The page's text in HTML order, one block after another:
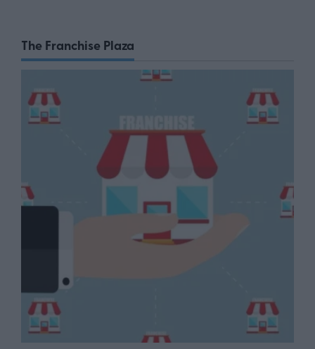
The Franchise Plaza